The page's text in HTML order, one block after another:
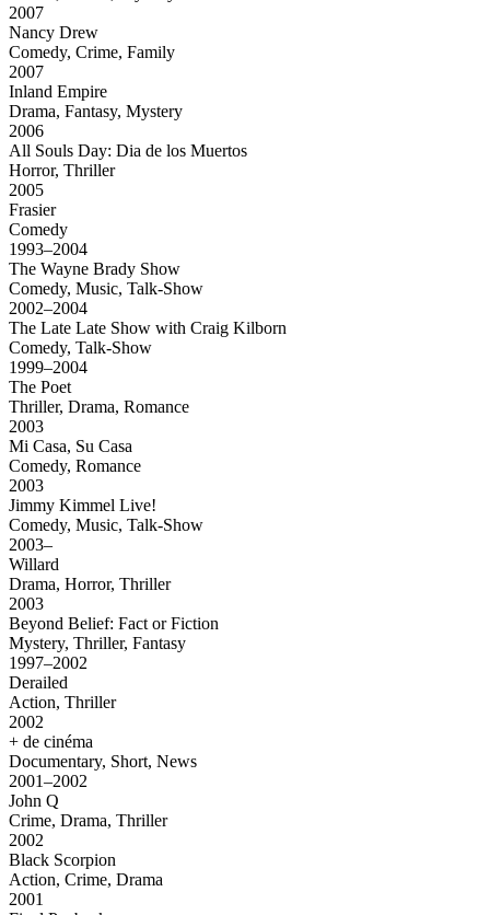
2007
Nancy Drew
Comedy, Crime, Family
2007
Inland Empire
Drama, Fantasy, Mystery
2006
All Souls Day: Dia de los Muertos
Horror, Thriller
2005
Frasier
Comedy
1993–2004
The Wayne Brady Show
Comedy, Music, Talk-Show
2002–2004
The Late Late Show with Craig Kilborn
Comedy, Talk-Show
1999–2004
The Poet
Thriller, Drama, Romance
2003
Mi Casa, Su Casa
Comedy, Romance
2003
Jimmy Kimmel Live!
Comedy, Music, Talk-Show
2003–
Willard
Drama, Horror, Thriller
2003
Beyond Belief: Fact or Fiction
Mystery, Thriller, Fantasy
1997–2002
Derailed
Action, Thriller
2002
+ de cinéma
Documentary, Short, News
2001–2002
John Q
Crime, Drama, Thriller
2002
Black Scorpion
Action, Crime, Drama
2001